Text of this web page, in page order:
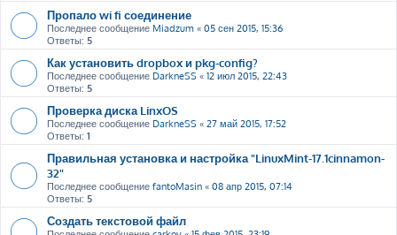
Пропало wi fi соединение
Последнее сообщение Miadzum « 05 сен 2015, 15:36
Ответы: 5
Как установить dropbox и pkg-config?
Последнее сообщение DarkneSS « 12 июл 2015, 22:43
Ответы: 5
Проверка диска LinxOS
Последнее сообщение DarkneSS « 27 май 2015, 17:52
Ответы: 1
Правильная установка и настройка "LinuxMint-17.1cinnamon-
32"
Последнее сообщение fantoMasin « 08 апр 2015, 07:14
Ответы: 5
Создать текстовой файл